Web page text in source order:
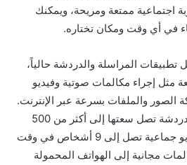
اجتماعية ممتعة ومريحة، ويمكنك
في أي وقت ومكان تختاره.
تطبيقات المراسلة والدردشة حالياً،
مثل إجراء مكالمات صوتية وفيديو
الصور والملفات بسرعة عبر الإنترنت.
كما يمكن إنشاء مجموعات دردشة تصل سعتها إلى أكثر من 500
شخص وإجراء مكالمات فيديو جماعية تصل إلى 9 أشخاص في وقت
مجانية إلى الهواتف المحمولة